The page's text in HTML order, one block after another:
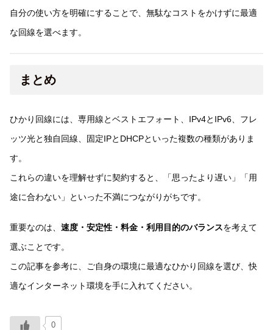
自分の使い方を明確にすることで、無駄なコストをかけずに最適
な回線を選べます。
まとめ
ひかり回線には、専用線とベストエフォート、IPv4とIPv6、フレ
ッツ光と独自回線、固定IPとDHCPといった複数の種類がありま
す。
これらの違いを理解せずに契約すると、「思ったより遅い」「用
途に合わない」といった不満につながりがちです。
重要なのは、 速度・安定性・料金・利用目的のバランスを考えて
選ぶことです。
この記事を参考に、ご自身の環境に最適なひかり回線を選び、快
適なインターネット環境を手に入れてください。
0